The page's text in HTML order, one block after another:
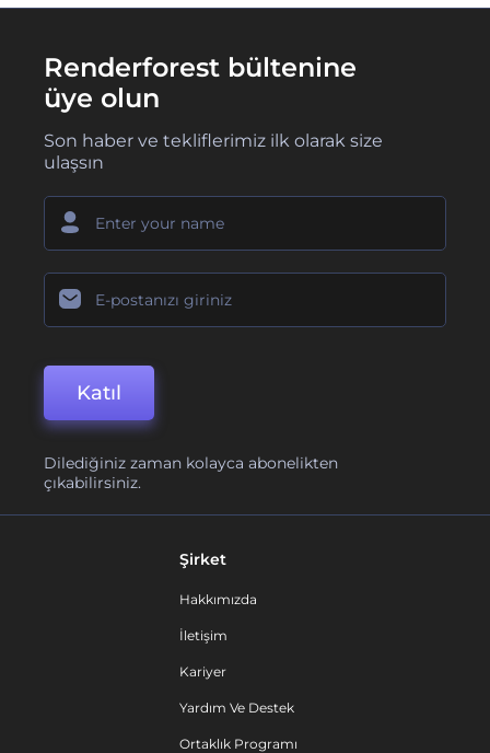
Renderforest bültenine
üye olun
Son haber ve tekliflerimiz ilk olarak size
ulaşsın
Katıl
Dilediğiniz zaman kolayca abonelikten
çıkabilirsiniz.
Şirket
Hakkımızda
İletişim
Kariyer
Yardım Ve Destek
Ortaklık Programı